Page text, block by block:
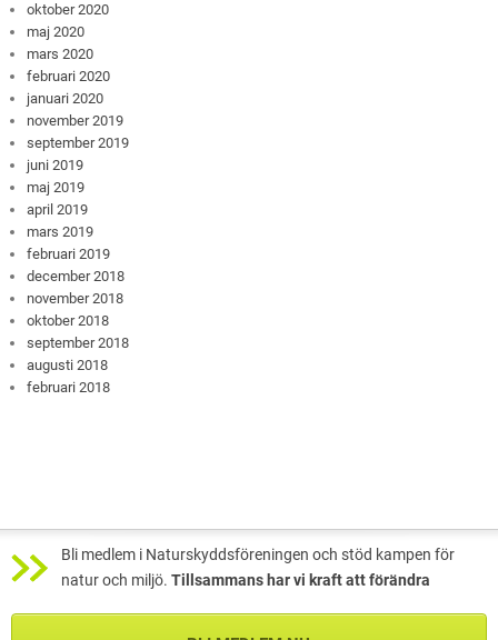
oktober 2020
maj 2020
mars 2020
februari 2020
januari 2020
november 2019
september 2019
juni 2019
maj 2019
april 2019
mars 2019
februari 2019
december 2018
november 2018
oktober 2018
september 2018
augusti 2018
februari 2018
Bli medlem i Naturskyddsföreningen och stöd kampen för
natur och miljö. Tillsammans har vi kraft att förändra